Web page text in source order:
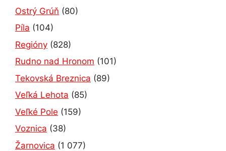
Ostrý Grúň (80)
Píla (104)
Regióny (828)
Rudno nad Hronom (101)
Tekovská Breznica (89)
Veľká Lehota (85)
Veľké Pole (159)
Voznica (38)
Žarnovica (1 077)